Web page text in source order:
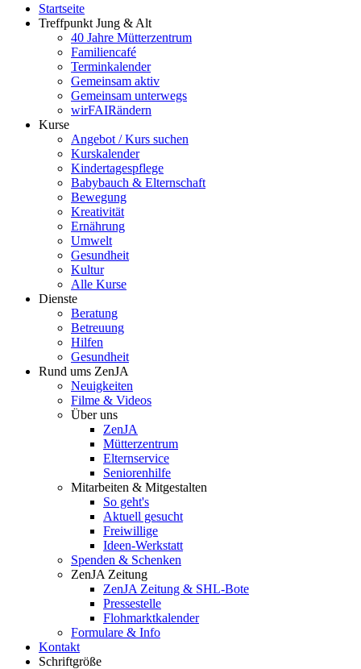
Startseite
Treffpunkt Jung & Alt
40 Jahre Mütterzentrum
Familiencafé
Terminkalender
Gemeinsam aktiv
Gemeinsam unterwegs
wirFAIRändern
Kurse
Angebot / Kurs suchen
Kurskalender
Kindertagespflege
Babybauch & Elternschaft
Bewegung
Kreativität
Ernährung
Umwelt
Gesundheit
Kultur
Alle Kurse
Dienste
Beratung
Betreuung
Hilfen
Gesundheit
Rund ums ZenJA
Neuigkeiten
Filme & Videos
Über uns
ZenJA
Mütterzentrum
Elternservice
Seniorenhilfe
Mitarbeiten & Mitgestalten
So geht's
Aktuell gesucht
Freiwillige
Ideen-Werkstatt
Spenden & Schenken
ZenJA Zeitung
ZenJA Zeitung & SHL-Bote
Pressestelle
Flohmarktkalender
Formulare & Info
Kontakt
Schriftgröße